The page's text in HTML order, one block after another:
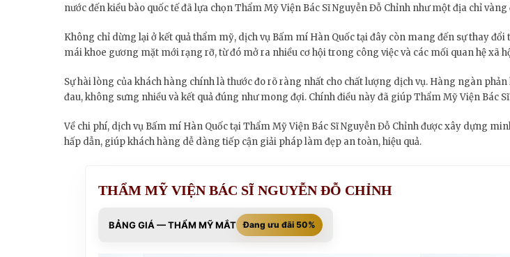
nước đến kiều bào quốc tế đã lựa chọn Thẩm Mỹ Viện Bác Sĩ Nguyễn Đỗ Chỉnh như một địa chỉ
Không chỉ dừng lại ở kết quả thẩm mỹ, dịch vụ Bấm mí Hàn Quốc tại đây còn mang đến sự thay
mái khoe gương mặt mới rạng rỡ, từ đó mở ra nhiều cơ hội trong công việc và các mối quan hệ xã
Sự hài lòng của khách hàng chính là thước đo rõ ràng nhất cho chất lượng dịch vụ. Hàng ngàn
đau, không sưng nhiều và kết quả đúng như mong đợi. Chính điều này đã giúp Thẩm Mỹ Viện Bác
Về chi phí, dịch vụ Bấm mí Hàn Quốc tại Thẩm Mỹ Viện Bác Sĩ Nguyễn Đỗ Chỉnh được xây dựng
hấp dẫn, giúp khách hàng dễ dàng tiếp cận giải pháp làm đẹp an toàn, hiệu quả.
THẨM MỸ VIỆN BÁC SĨ NGUYỄN ĐỖ CHỈNH
BẢNG GIÁ — THẨM MỸ MẮT Đang ưu đãi 50%